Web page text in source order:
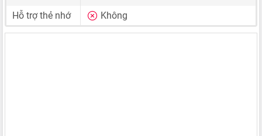
Hỗ trợ thẻ nhớ
Không